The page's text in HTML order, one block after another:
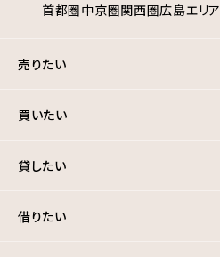
首都圏中京圏関西圏広島エリア
売りたい
買いたい
貸したい
借りたい